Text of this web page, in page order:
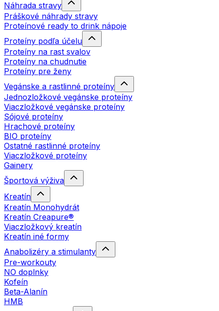
Náhrada stravy
Práškové náhrady stravy
Proteínové ready to drink nápoje
Proteíny podľa účelu
Proteíny na rast svalov
Proteíny na chudnutie
Proteíny pre ženy
Vegánske a rastlinné proteíny
Jednozložkové vegánske proteíny
Viaczložkové vegánske proteíny
Sójové proteíny
Hrachové proteíny
BIO proteíny
Ostatné rastlinné proteíny
Viaczložkové proteíny
Gainery
Športová výživa
Kreatín
Kreatín Monohydrát
Kreatín Creapure®
Viaczložkový kreatín
Kreatín iné formy
Anabolizéry a stimulanty
Pre-workouty
NO doplnky
Kofeín
Beta-Alanín
HMB